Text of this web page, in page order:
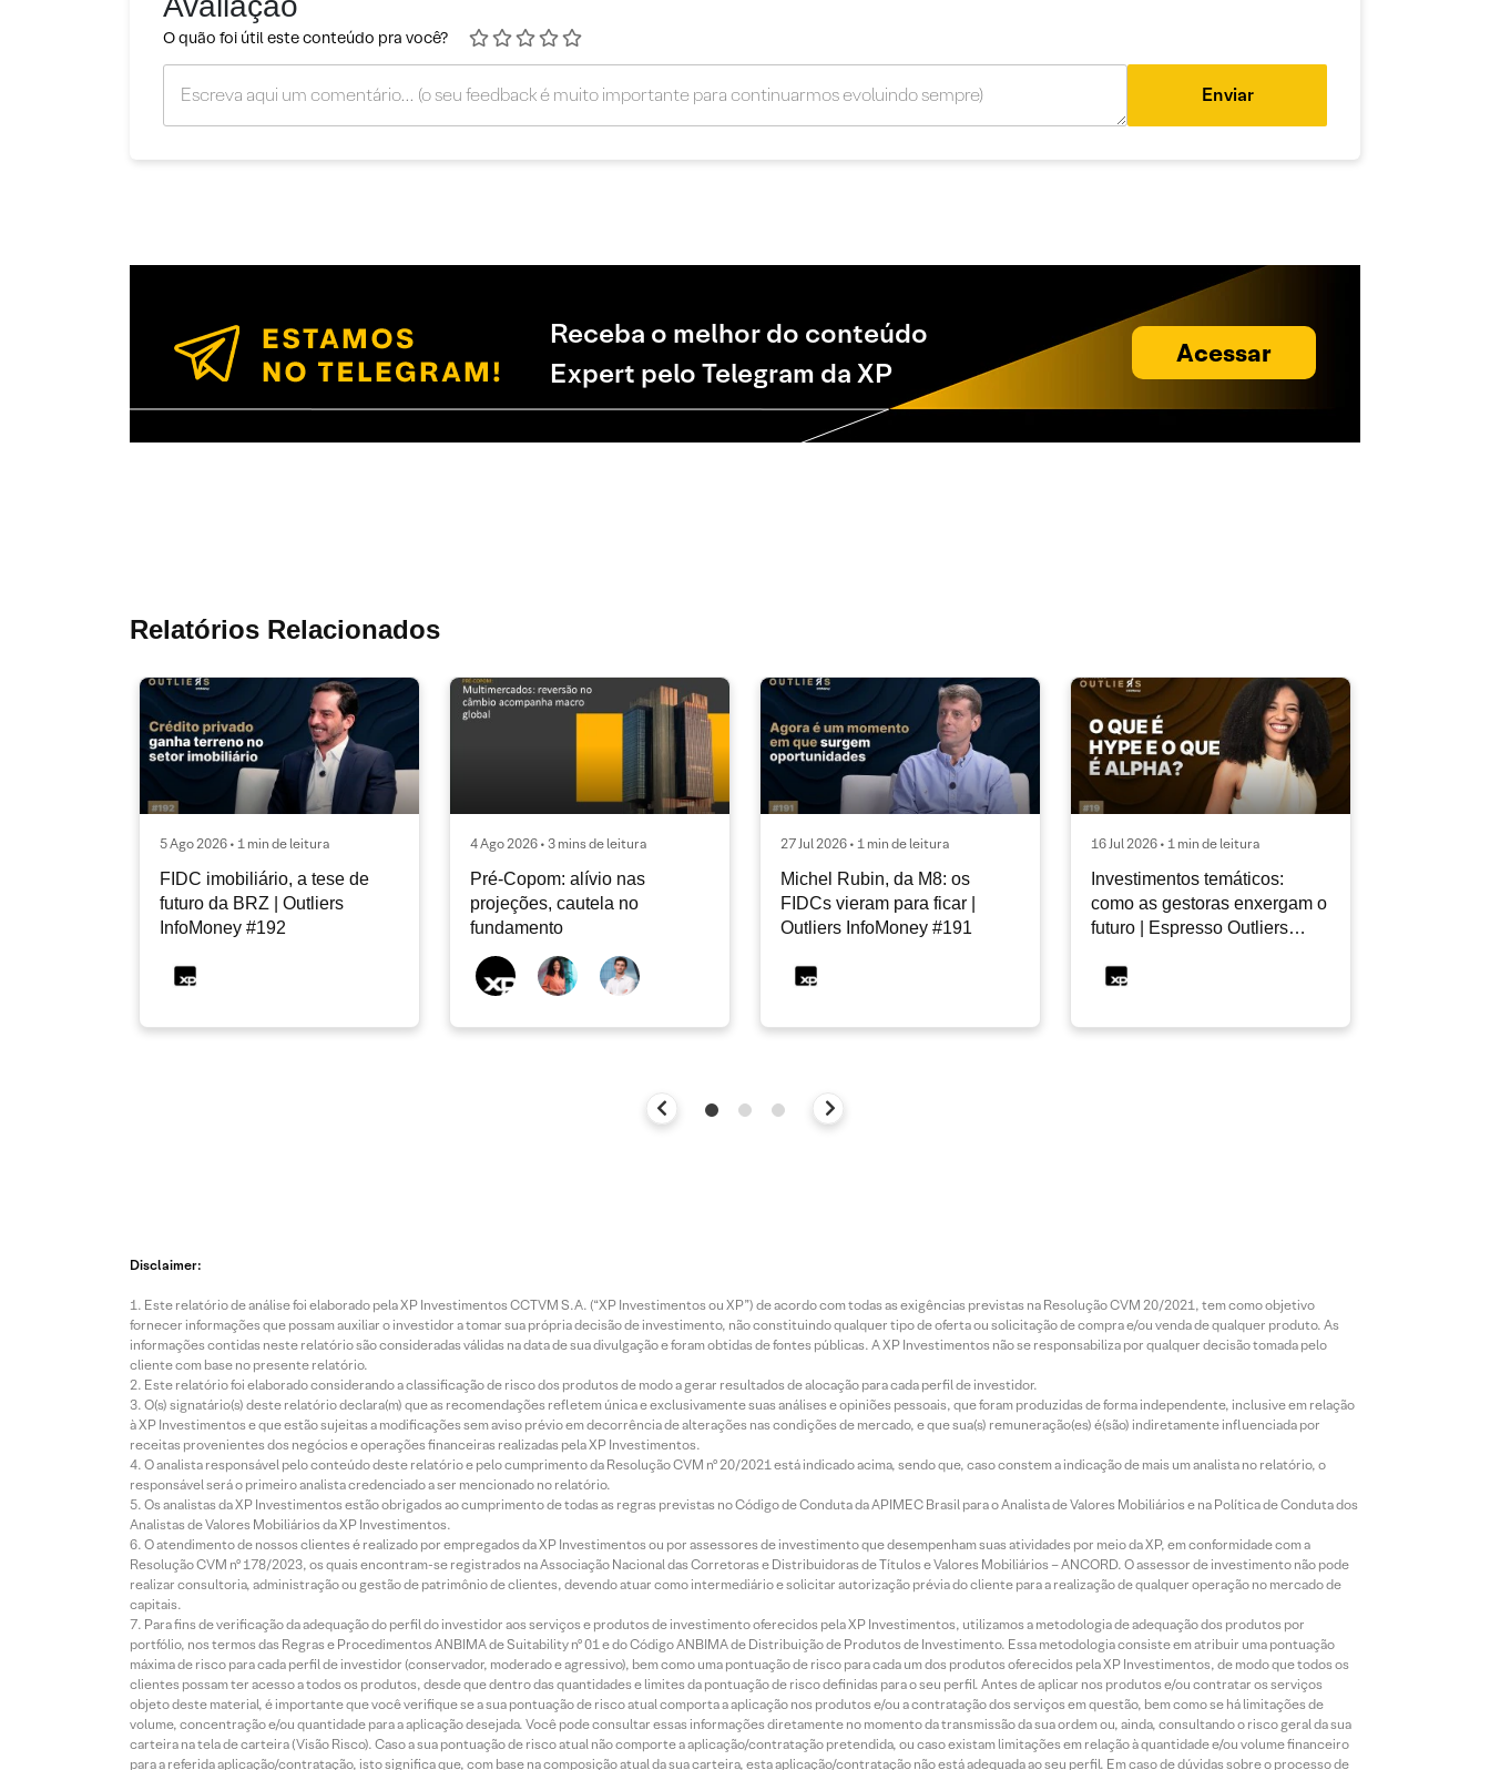
O quão foi útil este conteúdo pra você?
Enviar
Receba o melhor do conteúdo
Expert pelo Telegram da XP
Acessar
Relatórios Relacionados
5 Ago 2026 • 1 min de leitura
FIDC imobiliário, a tese de
futuro da BRZ | Outliers
InfoMoney #192
4 Ago 2026 • 3 mins de leitura
Pré-Copom: alívio nas
projeções, cautela no
fundamento
27 Jul 2026 • 1 min de leitura
Michel Rubin, da M8: os
FIDCs vieram para ficar |
Outliers InfoMoney #191
16 Jul 2026 • 1 min de leitura
Investimentos temáticos:
como as gestoras enxergam o
futuro | Espresso Outliers
Disclaimer:
Este relatório de análise foi elaborado pela XP Investimentos CCTVM S.A. (“XP Investimentos ou XP”) de acordo com todas as exigências previstas na Resolução CVM 20/2021, tem como objetivo
fornecer informações que possam auxiliar o investidor a tomar sua própria decisão de investimento, não constituindo qualquer tipo de oferta ou solicitação de compra e/ou venda de qualquer produto. As
informações contidas neste relatório são consideradas válidas na data de sua divulgação e foram obtidas de fontes públicas. A XP Investimentos não se responsabiliza por qualquer decisão tomada pelo
cliente com base no presente relatório.
Este relatório foi elaborado considerando a classificação de risco dos produtos de modo a gerar resultados de alocação para cada perfil de investidor.
O(s) signatário(s) deste relatório declara(m) que as recomendações refletem única e exclusivamente suas análises e opiniões pessoais, que foram produzidas de forma independente, inclusive em relação
à XP Investimentos e que estão sujeitas a modificações sem aviso prévio em decorrência de alterações nas condições de mercado, e que sua(s) remuneração(es) é(são) indiretamente influenciada por
receitas provenientes dos negócios e operações financeiras realizadas pela XP Investimentos.
O analista responsável pelo conteúdo deste relatório e pelo cumprimento da Resolução CVM nº 20/2021 está indicado acima, sendo que, caso constem a indicação de mais um analista no relatório, o
responsável será o primeiro analista credenciado a ser mencionado no relatório.
Os analistas da XP Investimentos estão obrigados ao cumprimento de todas as regras previstas no Código de Conduta da APIMEC Brasil para o Analista de Valores Mobiliários e na Política de Conduta dos
Analistas de Valores Mobiliários da XP Investimentos.
O atendimento de nossos clientes é realizado por empregados da XP Investimentos ou por assessores de investimento que desempenham suas atividades por meio da XP, em conformidade com a
Resolução CVM nº 178/2023, os quais encontram-se registrados na Associação Nacional das Corretoras e Distribuidoras de Títulos e Valores Mobiliários – ANCORD. O assessor de investimento não pode
realizar consultoria, administração ou gestão de patrimônio de clientes, devendo atuar como intermediário e solicitar autorização prévia do cliente para a realização de qualquer operação no mercado de
capitais.
Para fins de verificação da adequação do perfil do investidor aos serviços e produtos de investimento oferecidos pela XP Investimentos, utilizamos a metodologia de adequação dos produtos por
portfólio, nos termos das Regras e Procedimentos ANBIMA de Suitability nº 01 e do Código ANBIMA de Distribuição de Produtos de Investimento. Essa metodologia consiste em atribuir uma pontuação
máxima de risco para cada perfil de investidor (conservador, moderado e agressivo), bem como uma pontuação de risco para cada um dos produtos oferecidos pela XP Investimentos, de modo que todos os
clientes possam ter acesso a todos os produtos, desde que dentro das quantidades e limites da pontuação de risco definidas para o seu perfil. Antes de aplicar nos produtos e/ou contratar os serviços
objeto deste material, é importante que você verifique se a sua pontuação de risco atual comporta a aplicação nos produtos e/ou a contratação dos serviços em questão, bem como se há limitações de
volume, concentração e/ou quantidade para a aplicação desejada. Você pode consultar essas informações diretamente no momento da transmissão da sua ordem ou, ainda, consultando o risco geral da sua
carteira na tela de carteira (Visão Risco). Caso a sua pontuação de risco atual não comporte a aplicação/contratação pretendida, ou caso existam limitações em relação à quantidade e/ou volume financeiro
para a referida aplicação/contratação, isto significa que, com base na composição atual da sua carteira, esta aplicação/contratação não está adequada ao seu perfil. Em caso de dúvidas sobre o processo de